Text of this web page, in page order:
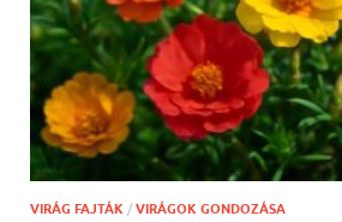
VIRÁG FAJTÁK / VIRÁGOK GONDOZÁSA